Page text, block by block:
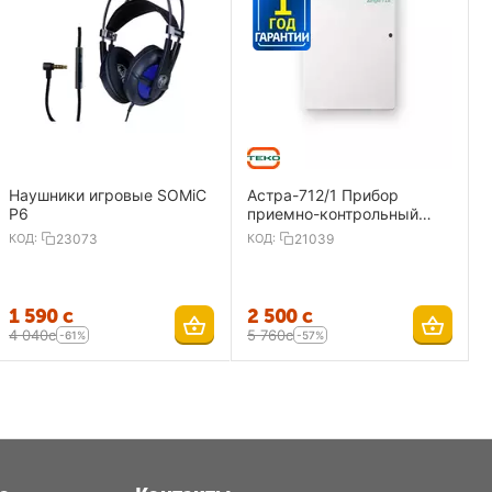
Наушники игровые SOMiC
P6
КОД: 23073
1 590с
4 040с -61%
Астра-712/1 Прибор
приемно-контрольный
охранно-пожарный 1
ШС,ИП
КОД: 21039
2 500с
5 760с -57%